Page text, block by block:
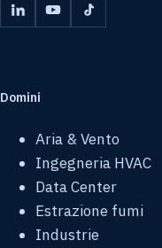
Domini
Aria & Vento
Ingegneria HVAC
Data Center
Estrazione fumi
Industrie